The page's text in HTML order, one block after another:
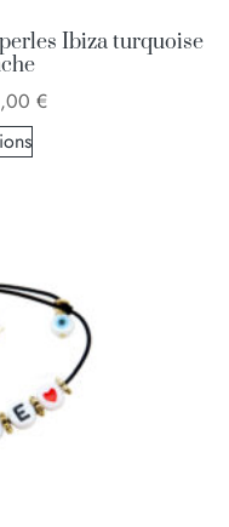
Ibiza turquoise
€